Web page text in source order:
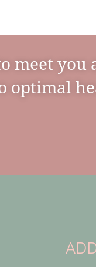
meet
optimal